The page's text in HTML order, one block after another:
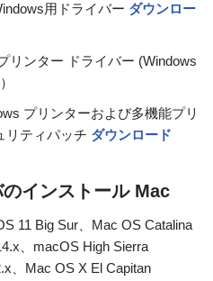
用ドライバー ダウンロー
リンター ドライバー (Windows
プリンターおよび多機能プリ
リティパッチ ダウンロード
インストール Mac
11 Big Sur、Mac OS Catalina
、macOS High Sierra
、Mac OS X El Capitan